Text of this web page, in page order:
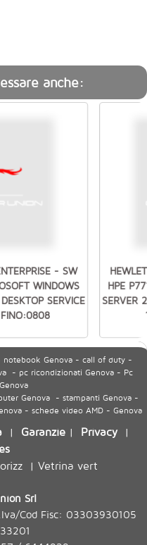
anche:
- SW
WINDOWS
SERVICE
FINO:0808
HPE
SERVER
notebook Genova - call of duty -
- pc ricondizionati Genova - Pc
Genova - stampanti Genova -
- schede video AMD - Genova
| Garanzie | Privacy|
| Vetrina vert
Srl
Cod Fisc: 03303930105